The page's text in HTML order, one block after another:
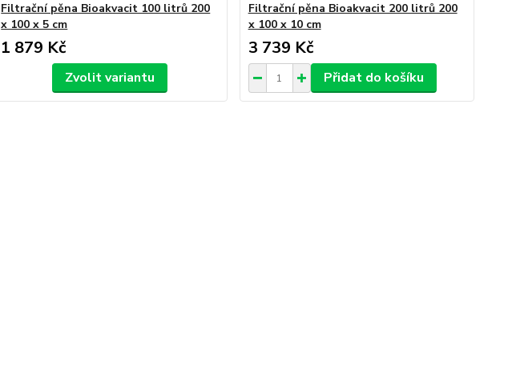
Filtrační pěna Bioakvacit 100 litrů 200
x 100 x 5 cm
1 879 Kč
Zvolit variantu
Filtrační pěna Bioakvacit 200 litrů 200
x 100 x 10 cm
3 739 Kč
Přidat do košíku